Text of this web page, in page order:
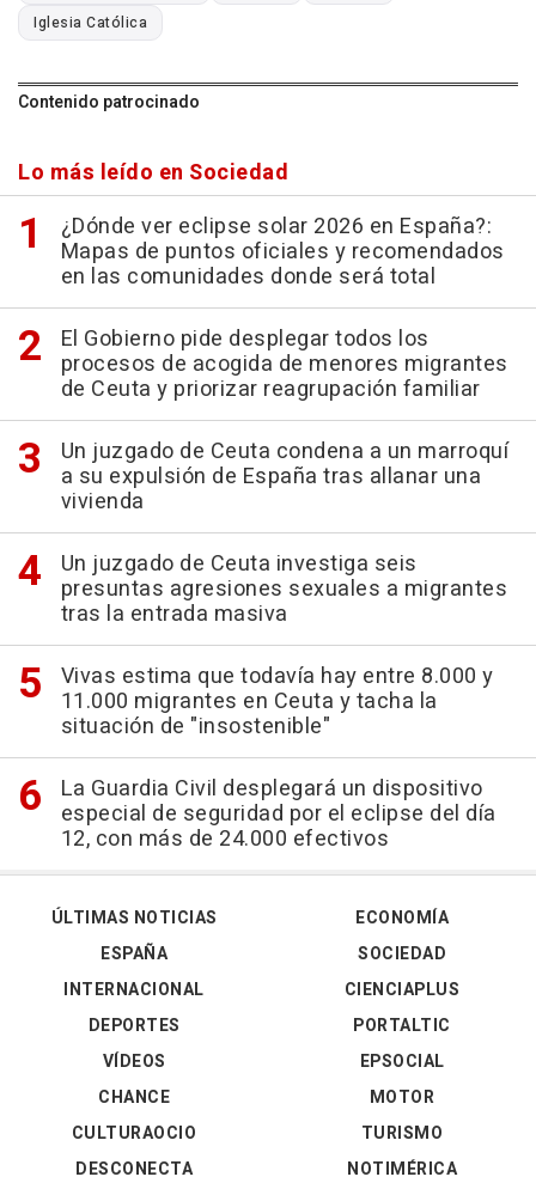
Iglesia Católica
Contenido patrocinado
Lo más leído en Sociedad
¿Dónde ver eclipse solar 2026 en España?:
Mapas de puntos oficiales y recomendados
en las comunidades donde será total
El Gobierno pide desplegar todos los
procesos de acogida de menores migrantes
de Ceuta y priorizar reagrupación familiar
Un juzgado de Ceuta condena a un marroquí
a su expulsión de España tras allanar una
vivienda
Un juzgado de Ceuta investiga seis
presuntas agresiones sexuales a migrantes
tras la entrada masiva
Vivas estima que todavía hay entre 8.000 y
11.000 migrantes en Ceuta y tacha la
situación de "insostenible"
La Guardia Civil desplegará un dispositivo
especial de seguridad por el eclipse del día
12, con más de 24.000 efectivos
ÚLTIMAS NOTICIAS
ESPAÑA
INTERNACIONAL
DEPORTES
VÍDEOS
ECONOMÍA
SOCIEDAD
CIENCIAPLUS
PORTALTIC
EPSOCIAL
CHANCE
CULTURAOCIO
DESCONECTA
MOTOR
TURISMO
NOTIMÉRICA